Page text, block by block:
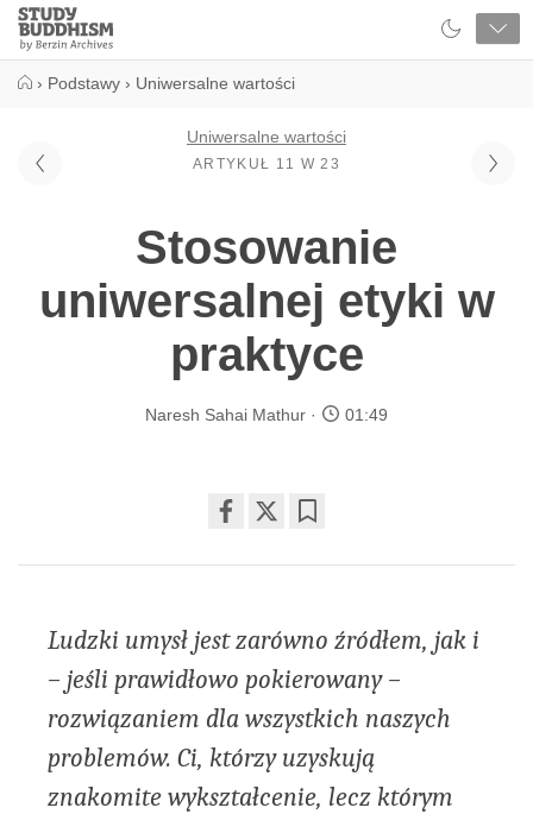
Close
Study
Buddhism
› Podstawy › Uniwersalne wartości
Uniwersalne wartości
ARTYKUŁ 11 W 23
Stosowanie
uniwersalnej etyki w
praktyce
Naresh Sahai Mathur 01:49
on
Ludzki umysł jest zarówno źródłem, jak i
– jeśli prawidłowo pokierowany –
rozwiązaniem dla wszystkich naszych
problemów. Ci, którzy uzyskują
znakomite wykształcenie, lecz którym